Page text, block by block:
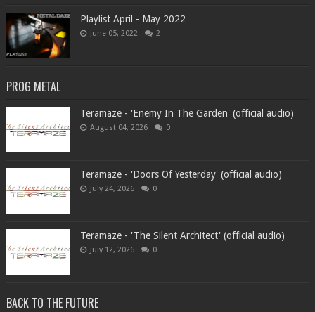
Playlist April - May 2022
June 05, 2022 2
PROG METAL
Teramaze - 'Enemy In The Garden' (official audio)
August 04, 2026 0
Teramaze - 'Doors Of Yesterday' (official audio)
July 24, 2026 0
Teramaze - 'The Silent Architect' (official audio)
July 12, 2026 0
BACK TO THE FUTURE